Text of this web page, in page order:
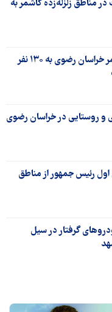
مناطق زلزله‌زده کاشمر به
امدادرسانی هلال احمر خراسان رضوی به ۱۳۰ نفر
اول رئیس جمهور از مناطق
گرفتار در سیل